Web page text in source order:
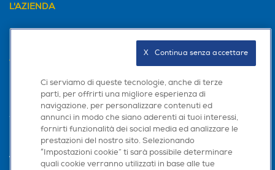
L'AZIENDA
PER I TUOI ACQUISTI
AREA CLIENTI
PRIVACY
Trova negozio
Ci serviamo di queste tecnologie, anche di terze
parti, per offrirti una migliore esperienza di
navigazione, per personalizzare contenuti ed
annunci in modo che siano aderenti ai tuoi interessi,
fornirti funzionalità dei social media ed analizzare le
prestazioni del nostro sito. Selezionando
“Impostazioni cookie” ti sarà possibile determinare
quali cookie verranno utilizzati in base alle tue
X   Continua senza accettare